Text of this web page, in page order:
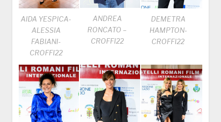
AIDA YESPICA-
ALESSIA
FABIANI-
CROFFI22
ANDREA
RONCATO –
CROFFI22
DEMETRA
HAMPTON-
CROFFI22